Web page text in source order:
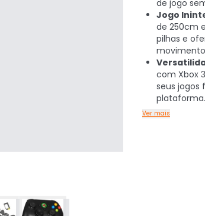
de jogo
Jogo
de 250cm
pilhas e
com Xbox
seus jogos
plataforma.
Ver mais